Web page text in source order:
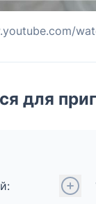
для